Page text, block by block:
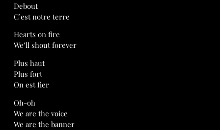
Debout
C’est notre terre
Hearts on fire
We’ll shout forever
Plus haut
Plus fort
On est fier
Oh-oh
We are the voice
We are the banner